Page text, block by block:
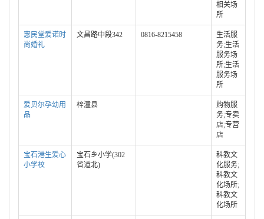
相关场
所
惠民堂爱诺时
尚婚礼
文昌路中段342 0816-8215458
生活服
务;生活
服务场
所;生活
服务场
所
爱贝尔孕幼用
品
梓潼县
购物服
务;专卖
店;专营
店
宝石港生爱心
小学校
宝石乡小学(302
省道北)
科教文
化服务;
科教文
化场所;
科教文
化场所